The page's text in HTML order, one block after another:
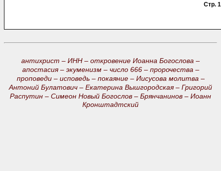
Стр.
антихрист – ИНН – откровение Иоанна Богослова –
апостасия – экуменизм – число 666 – пророчества –
проповеди – исповедь – покаяние – Иисусова молитва –
Антоний Булатович – Екатерина Вышгородская – Григорий
Распутин – Симеон Новый Богослов – Брянчанинов – Иоанн
Кронштадтский